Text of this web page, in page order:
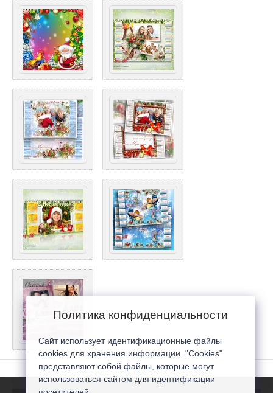
Политика конфиденциальности
Сайт использует идентификационные файлы
cookies для хранения информации. "Cookies"
представляют собой файлы, которые могут
использоваться сайтом для идентификации